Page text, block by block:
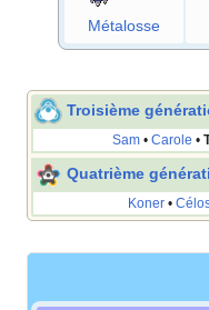
Métalosse
Troisième
Sam • Carole •
Quatrième
Koner •